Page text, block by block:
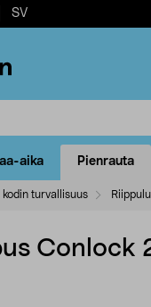
SV
aika Pienrauta
kodin turvallisuus
Conlock